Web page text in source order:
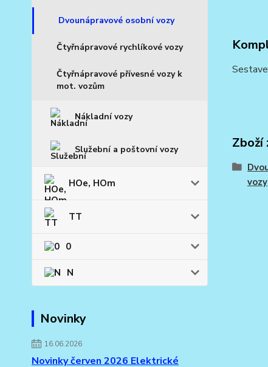
Dvounápravové osobní vozy
Čtyřnápravové rychlíkové vozy
Čtyřnápravové přívesné vozy k
mot. vozům
Nákladní vozy
Služební a poštovní vozy
HOe, HOm
TT
0
N
Novinky
16.06.2026
Novinky červen 2026 Elektrické
Zboží
vozy